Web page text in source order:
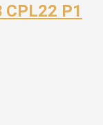
P1